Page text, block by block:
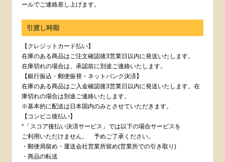
ールでご連絡差し上げます。
引渡し時期
【クレジットカード払い】
在庫のある商品はご注文確認後3営業日以内に発送いたします。
在庫切れの場合は、承認前に別途ご連絡いたします。
【銀行振込・郵便振替・ネットバンク決済】
在庫のある商品はご入金確認後3営業日以内に発送いたします。在
庫切れの場合は別途ご連絡いたします。
※基本的に配送は日本国内のみとさせていただきます。
【コンビニ後払い】
*「スコア後払い決済サービス」では以下の場合サービスを
ご利用いただけません。 予めご了承ください。
・郵便局留め・運送会社営業所留め(営業所での引き取り)
・商品の転送